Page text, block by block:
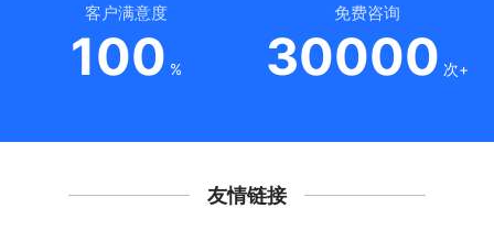
客户满意度
100 %
免费咨询
30000 次+
友情链接